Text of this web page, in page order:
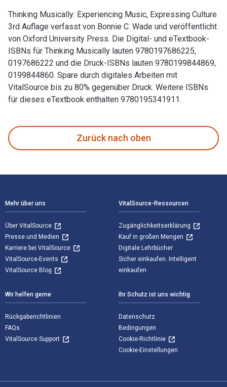
Thinking Musically: Experiencing Music, Expressing Culture
3rd Auflage verfasst von Bonnie C. Wade und veröffentlicht
von Oxford University Press. Die Digital- und eTextbook-
ISBNs für Thinking Musically lauten 9780197686225,
0197686222 und die Druck-ISBNs lauten 9780199844869,
0199844860. Spare durch digitales Arbeiten mit
VitalSource bis zu 80% gegenüber Druck. Weitere ISBNs
für dieses eTextbook enthalten 9780195341911.
Zurück nach oben
Mehr über uns
Über VitalSource
Presse und Medien
Karriere bei VitalSource
VitalSource-Events
VitalSource Blog
VitalSource-Ressourcen
Zugänglichkeitserklärung
Kauf in großen Mengen
Digitale Lehrbücher
Sicher einkaufen. Intelligent
einkaufen
Wir helfen gerne
Rückgaberichtlinien
FAQs
VitalSource Support
Ihr Schutz ist uns wichtig
Datenschutz
Bedingungen
Cookie-Richtlinie
Cookie-Einstellungen